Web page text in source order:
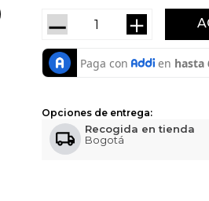
＋
－
Opciones de entrega:
Recogida en tienda
Bogotá